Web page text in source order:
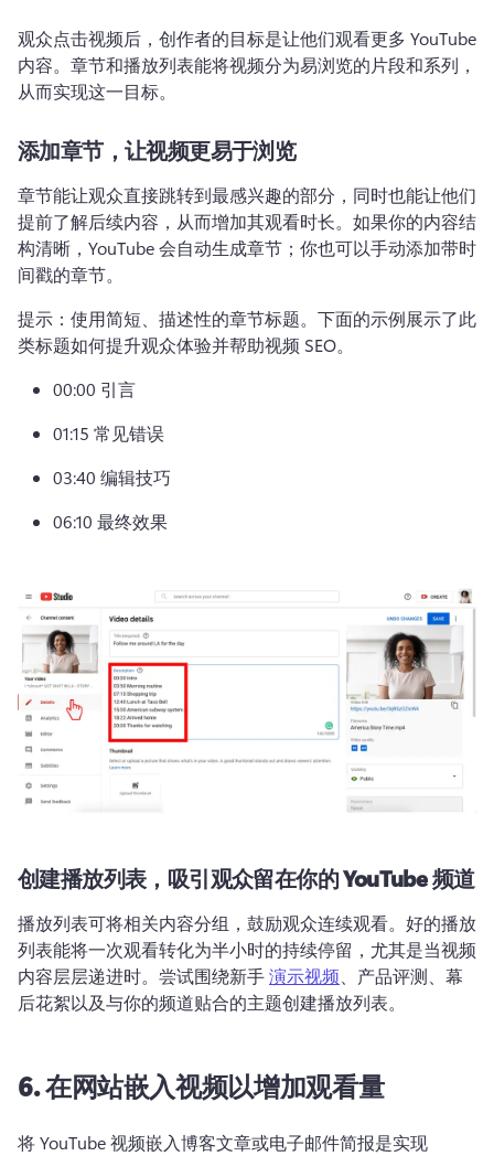
观众点击视频后，创作者的目标是让他们观看更多 YouTube
内容。 章节和播放列表能将视频分为易浏览的片段和系列，
从而实现这一目标。
添加章节，让视频更易于浏览
章节能让观众直接跳转到最感兴趣的部分， 同时也能让他们
提前了解后续内容，从而增加其观看时长。 如果你的内容结
构清晰，YouTube 会自动生成章节；你也可以手动添加带时
间戳的章节。
提示：使用简短、描述性的章节标题。 下面的示例展示了此
类标题如何提升观众体验并帮助视频 SEO。
00:00 引言
01:15 常见错误
03:40 编辑技巧
06:10 最终效果
创建播放列表，吸引观众留在你的 YouTube 频道
播放列表可将相关内容分组，鼓励观众连续观看。 好的播放
列表能将一次观看转化为半小时的持续停留，尤其是当视频
内容层层递进时。 尝试围绕新手 演示视频 、产品评测、幕
后花絮以及与你的频道贴合的主题创建播放列表。
6.在网站嵌入视频以增加观看量
将 YouTube 视频嵌入博客文章或电子邮件简报是实现